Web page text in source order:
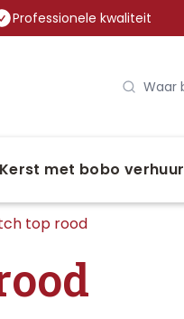
Professionele kwaliteit
Kerst met bobo verhuur
top rood